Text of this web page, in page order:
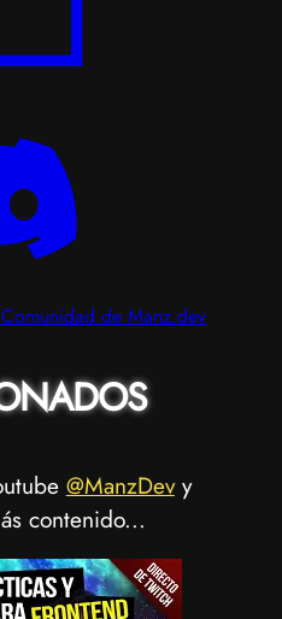
Comunidad de Manz.dev
@ManzDevy
contenido...